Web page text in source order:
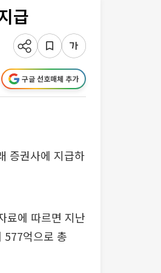
급
구글 선호매체 추가
증권사에 지급하
료에 따르면 지난
577억으로 총